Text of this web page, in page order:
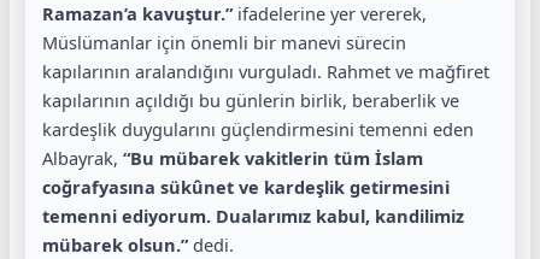
Ramazan’a kavuştur.”ifadelerine yer vererek,
Müslümanlar için önemli bir manevi sürecin
kapılarının aralandığını vurguladı. Rahmet ve mağfiret
kapılarının açıldığı bu günlerin birlik, beraberlik ve
kardeşlik duygularını güçlendirmesini temenni eden
Albayrak, “Bu mübarek vakitlerin tüm İslam
coğrafyasına sükûnet ve kardeşlik getirmesini
temenni ediyorum. Dualarımız kabul, kandilimiz
mübarek olsun.”dedi.